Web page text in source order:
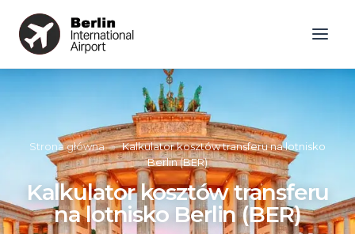
Strona główna » Kalkulator kosztów transferu na lotnisko
Berlin (BER)
Kalkulator kosztów transferu
na lotnisko Berlin (BER)